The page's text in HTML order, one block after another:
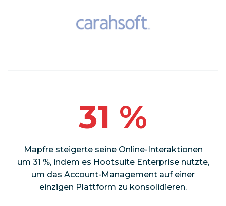
31 %
Mapfre steigerte seine Online-Interaktionen
um 31 %, indem es Hootsuite Enterprise nutzte,
um das Account-Management auf einer
einzigen Plattform zu konsolidieren.